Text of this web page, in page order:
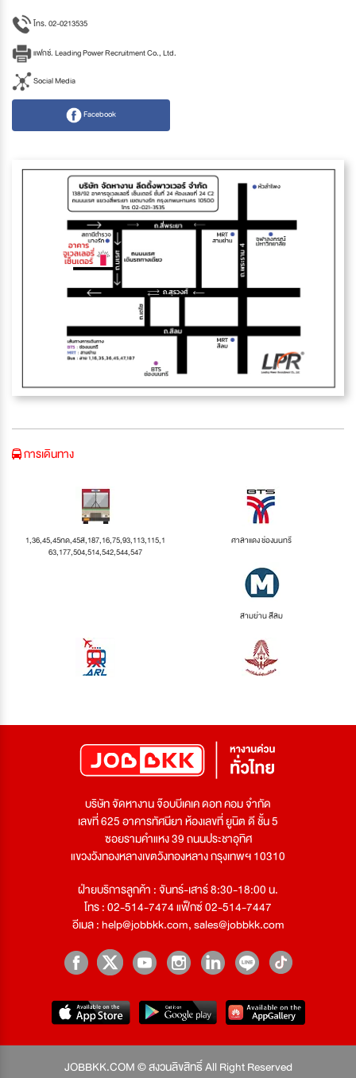
โทร. 02-0213535
แฟกซ์. Leading Power Recruitment Co., Ltd.
Social Media
Facebook
การเดินทาง
1,36,45,45ทด,45ส,187,16,75,93,113,115,1
63,177,504,514,542,544,547
ศาลาแดง ช่องนนทรี
สามย่าน สีลม
บริษัท จัดหางาน จ๊อบบีเคเค ดอท คอม จำกัด
เลขที่ 625 อาคารทัศนียา ห้องเลขที่ ยูนิต ดี ชั้น 5
ซอยรามคำแหง 39 ถนนประชาอุทิศ
แขวงวังทองหลางเขตวังทองหลาง กรุงเทพฯ 10310
ฝ่ายบริการลูกค้า : จันทร์-เสาร์ 8:30-18:00 น.
โทร : 02-514-7474 แฟ็กซ์ 02-514-7447
อีเมล :help@jobbkk.com,sales@jobbkk.com
JOBBKK.COM © สงวนลิขสิทธิ์ All Right Reserved